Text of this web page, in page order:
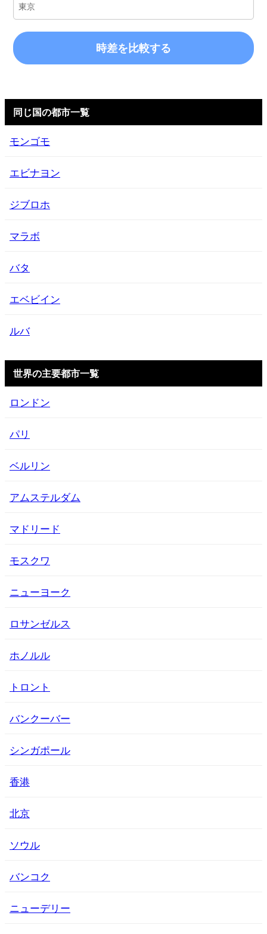
時差を比較する
同じ国の都市一覧
モンゴモ
エビナヨン
ジブロホ
マラボ
バタ
エベビイン
ルバ
世界の主要都市一覧
ロンドン
パリ
ベルリン
アムステルダム
マドリード
モスクワ
ニューヨーク
ロサンゼルス
ホノルル
トロント
バンクーバー
シンガポール
香港
北京
ソウル
バンコク
ニューデリー